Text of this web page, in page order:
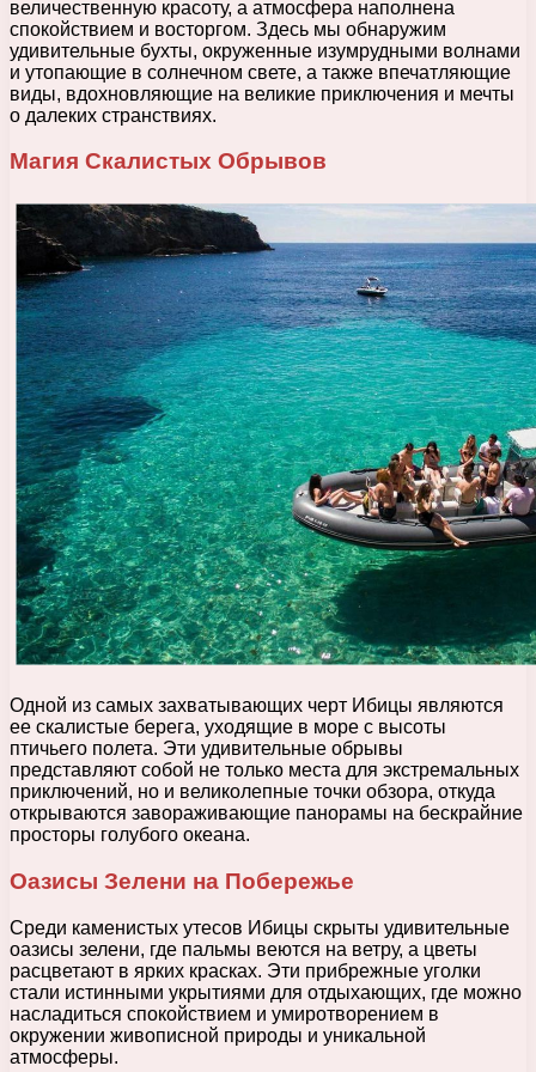
величественную красоту, а атмосфера наполнена
спокойствием и восторгом. Здесь мы обнаружим
удивительные бухты, окруженные изумрудными волнами
и утопающие в солнечном свете, а также впечатляющие
виды, вдохновляющие на великие приключения и мечты
о далеких странствиях.
Магия Скалистых Обрывов
Одной из самых захватывающих черт Ибицы являются
ее скалистые берега, уходящие в море с высоты
птичьего полета. Эти удивительные обрывы
представляют собой не только места для экстремальных
приключений, но и великолепные точки обзора, откуда
открываются завораживающие панорамы на бескрайние
просторы голубого океана.
Оазисы Зелени на Побережье
Среди каменистых утесов Ибицы скрыты удивительные
оазисы зелени, где пальмы веются на ветру, а цветы
расцветают в ярких красках. Эти прибрежные уголки
стали истинными укрытиями для отдыхающих, где можно
насладиться спокойствием и умиротворением в
окружении живописной природы и уникальной
атмосферы.